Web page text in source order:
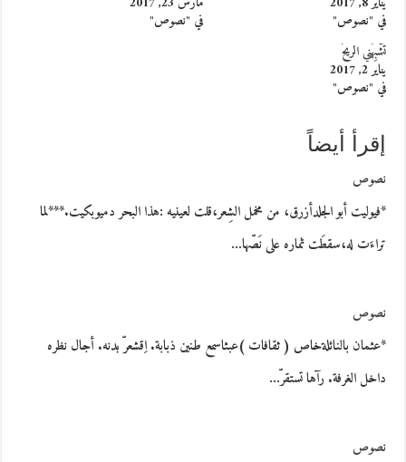
في "نصوص"
في "نصوص"
تُشْبِهُني الريحُ
يناير 2, 2017
في "نصوص"
إقرأ أيضاً
نصوص
*فيوليت أبو الجلدأزرق، من مخمل الشِعر،قلت لعينيه :هذا البحر دميوبكيت.***لما
تراءَت له،سقطَت ثماره على نَصّها…
نصوص
*عثمان بالنائلةخاص ( ثقافات )عبثاسمع طنين ذبابة. اِقشعرّ بدنه. أجال نظره
داخل الغرفة. رآها تستقرّ…
نصوص